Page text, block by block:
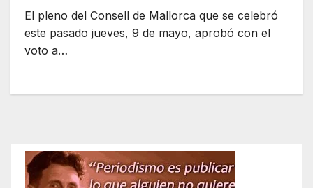
El pleno del Consell de Mallorca que se celebró
este pasado jueves, 9 de mayo, aprobó con el
voto a…